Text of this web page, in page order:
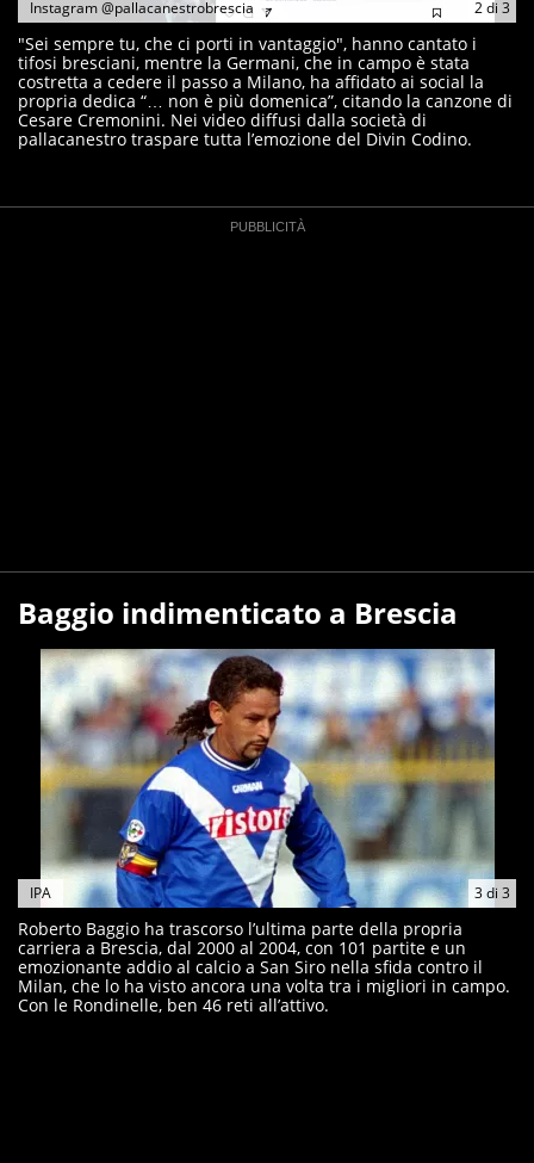
2di 3
Instagram @pallacanestrobrescia
"Sei sempre tu, che ci porti in vantaggio", hanno cantato i
tifosi bresciani, mentre la Germani, che in campo è stata
costretta a cedere il passo a Milano, ha affidato ai social la
propria dedica “… non è più domenica”, citando la canzone di
Cesare Cremonini. Nei video diffusi dalla società di
pallacanestro traspare tutta l’emozione del Divin Codino.
Baggio indimenticato a Brescia
3di 3
IPA
Roberto Baggio ha trascorso l’ultima parte della propria
carriera a Brescia, dal 2000 al 2004, con 101 partite e un
emozionante addio al calcio a San Siro nella sfida contro il
Milan, che lo ha visto ancora una volta tra i migliori in campo.
Con le Rondinelle, ben 46 reti all’attivo.